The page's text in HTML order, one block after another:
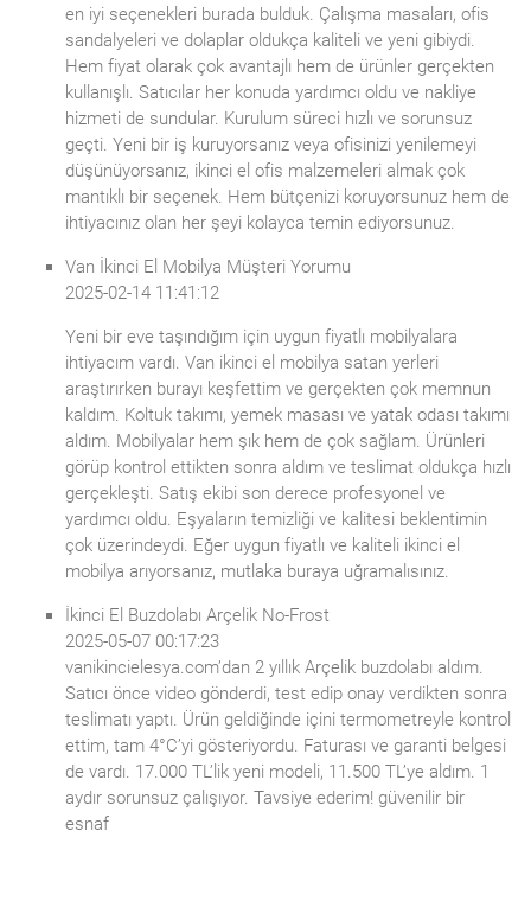
en iyi seçenekleri burada bulduk. Çalışma masaları, ofis
sandalyeleri ve dolaplar oldukça kaliteli ve yeni gibiydi.
Hem fiyat olarak çok avantajlı hem de ürünler gerçekten
kullanışlı. Satıcılar her konuda yardımcı oldu ve nakliye
hizmeti de sundular. Kurulum süreci hızlı ve sorunsuz
geçti. Yeni bir iş kuruyorsanız veya ofisinizi yenilemeyi
düşünüyorsanız, ikinci el ofis malzemeleri almak çok
mantıklı bir seçenek. Hem bütçenizi koruyorsunuz hem de
ihtiyacınız olan her şeyi kolayca temin ediyorsunuz.
Van İkinci El Mobilya Müşteri Yorumu
2025-02-14 11:41:12
Yeni bir eve taşındığım için uygun fiyatlı mobilyalara
ihtiyacım vardı. Van ikinci el mobilya satan yerleri
araştırırken burayı keşfettim ve gerçekten çok memnun
kaldım. Koltuk takımı, yemek masası ve yatak odası takımı
aldım. Mobilyalar hem şık hem de çok sağlam. Ürünleri
görüp kontrol ettikten sonra aldım ve teslimat oldukça hızlı
gerçekleşti. Satış ekibi son derece profesyonel ve
yardımcı oldu. Eşyaların temizliği ve kalitesi beklentimin
çok üzerindeydi. Eğer uygun fiyatlı ve kaliteli ikinci el
mobilya arıyorsanız, mutlaka buraya uğramalısınız.
İkinci El Buzdolabı Arçelik No-Frost
2025-05-07 00:17:23
vanikincielesya.com’dan 2 yıllık Arçelik buzdolabı aldım.
Satıcı önce video gönderdi, test edip onay verdikten sonra
teslimatı yaptı. Ürün geldiğinde içini termometreyle kontrol
ettim, tam 4°C’yi gösteriyordu. Faturası ve garanti belgesi
de vardı. 17.000 TL’lik yeni modeli, 11.500 TL’ye aldım. 1
aydır sorunsuz çalışıyor. Tavsiye ederim! güvenilir bir
esnaf